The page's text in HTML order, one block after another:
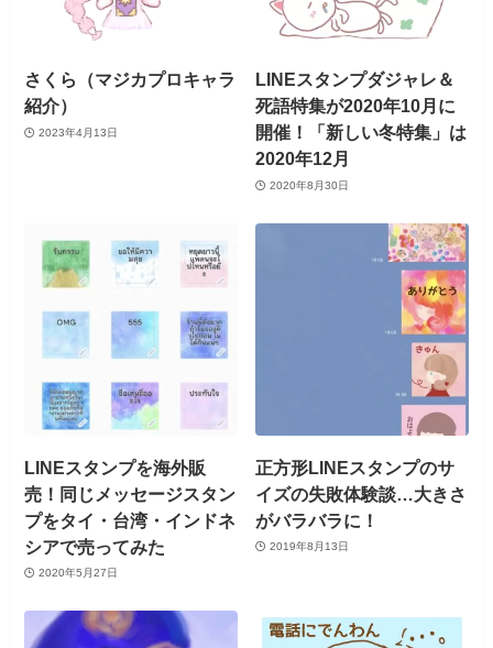
さくら（マジカプロキャラ
紹介）
2023年4月13日
LINEスタンプダジャレ＆
死語特集が2020年10月に
開催！「新しい冬特集」は
2020年12月
2020年8月30日
LINEスタンプを海外販
売！同じメッセージスタン
プをタイ・台湾・インドネ
シアで売ってみた
2020年5月27日
正方形LINEスタンプのサ
イズの失敗体験談…大きさ
がバラバラに！
2019年8月13日